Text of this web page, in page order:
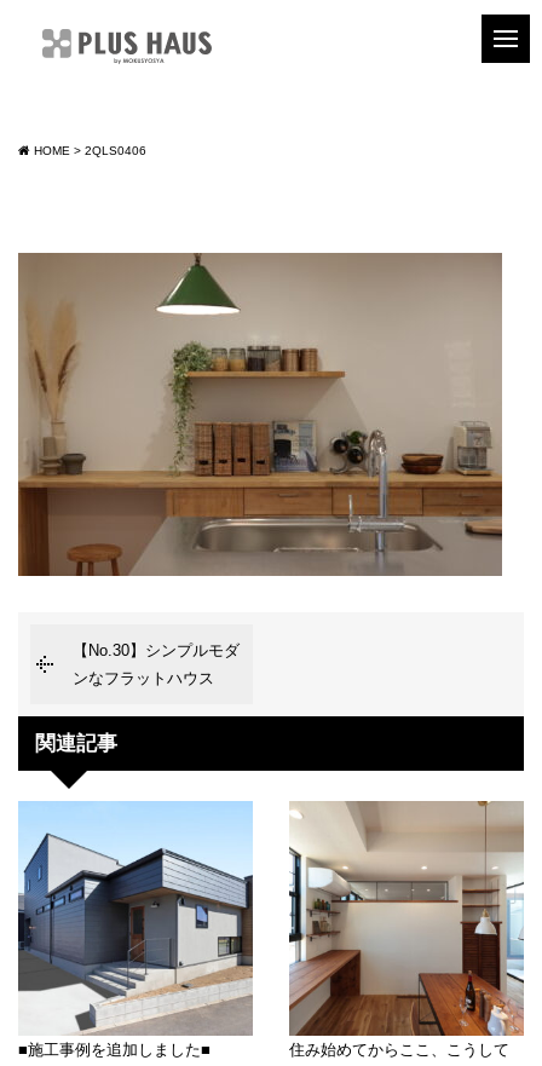
HOME > 2QLS0406
【No.30】シンプルモダ
ンなフラットハウス
関連記事
■施工事例を追加しました■
住み始めてからここ、こうして